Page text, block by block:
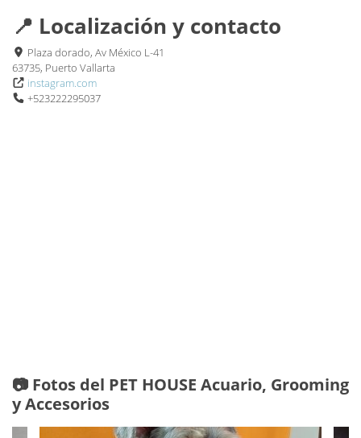
📍 Localización y contacto
Plaza dorado, Av México L-41
63735, Puerto Vallarta
instagram.com
+523222295037
📷 Fotos del PET HOUSE Acuario, Grooming
y Accesorios